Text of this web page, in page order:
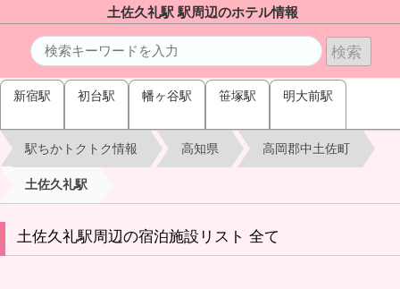
土佐久礼駅 駅周辺のホテル情報
新宿駅 初台駅 幡ヶ谷駅 笹塚駅 明大前駅
駅ちかトクトク情報 高知県 高岡郡中土佐町
土佐久礼駅
土佐久礼駅周辺の宿泊施設リスト 全て